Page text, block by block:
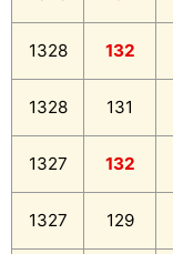
1328 132
1328 131
1327 132
1327 129